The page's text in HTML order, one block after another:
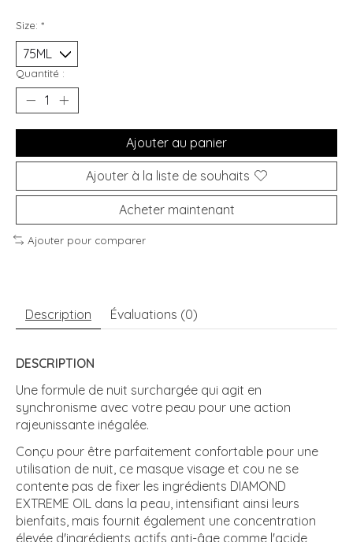
Size: *
Quantité :
Ajouter au panier
Ajouter à la liste de souhaits
Acheter maintenant
Ajouter pour comparer
Description Évaluations (0)
DESCRIPTION
Une formule de nuit surchargée qui agit en
synchronisme avec votre peau pour une action
rajeunissante inégalée.
Conçu pour être parfaitement confortable pour une
utilisation de nuit, ce masque visage et cou ne se
contente pas de fixer les ingrédients DIAMOND
EXTREME OIL dans la peau, intensifiant ainsi leurs
bienfaits, mais fournit également une concentration
élevée d'ingrédients actifs anti-âge comme l'acide